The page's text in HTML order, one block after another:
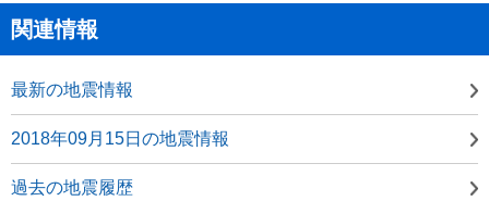
関連情報
最新の地震情報
2018年09月15日の地震情報
過去の地震履歴